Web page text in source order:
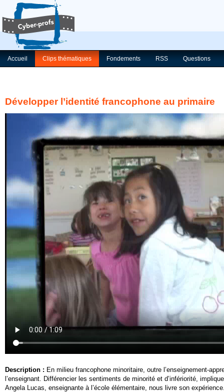
Accueil Clips thématiques Fondements RSS Questions
Développer l’identité francophone au primaire
Description : En milieu francophone minoritaire, outre l’enseignement-
l’enseignant. Différencier les sentiments de minorité et d’infériorité,
Angela Lucas, enseignante à l’école élémentaire, nous livre son